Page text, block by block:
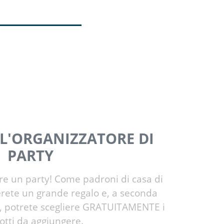
DI
PARTY
un party! Come padroni di casa di
un grande regalo e, a seconda
scegliere GRATUITAMENTE i
da aggiungere.